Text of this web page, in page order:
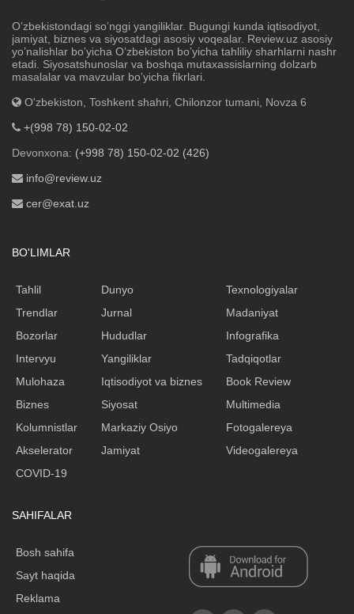
Oʼzbekistondagi soʼnggi yangiliklar. Bugungi kunda iqtisodiyot,
jamiyat, biznes va siyosatdagi asosiy voqealar. Review.uz asosiy
yoʼnalishlar boʼyicha Oʼzbekiston boʼyicha tahliliy sharhlarni nashr
etadi. Siyosatshunoslar va boshqa mutaxassislarning dolzarb
masalalar va mavzular boʼyicha fikrlari.
O'zbekiston, Toshkent shahri, Chilonzor tumani, Novza 6
+(998 78) 150-02-02
Devonxona: (+998 78) 150-02-02 (426)
info@review.uz
cer@exat.uz
BO'LIMLAR
Tahlil
Trendlar
Bozorlar
Intervyu
Mulohaza
Biznes
Kolumnistlar
Akselerator
Dunyo
Jurnal
Hududlar
Yangiliklar
Iqtisodiyot va biznes
Siyosat
Markaziy Osiyo
Jamiyat
Texnologiyalar
Madaniyat
Infografika
Tadqiqotlar
Book Review
Multimedia
Fotogalereya
Videogalereya
COVID-19
SAHIFALAR
Bosh sahifa
Sayt haqida
Reklama